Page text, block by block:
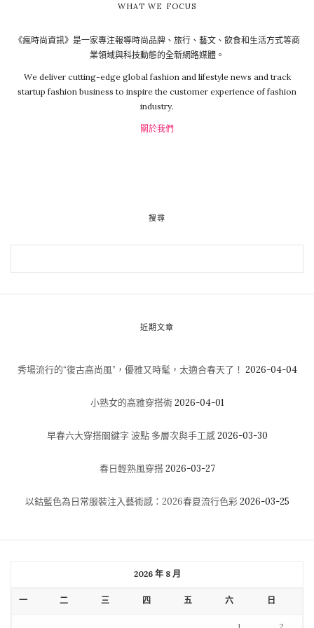
WHAT WE FOCUS
《瘋時尚資訊》是一家專注報導時尚品牌、旅行、藝文、飲食和生活方式等商
業領域與科技動態的全新網路媒體。
We deliver cutting-edge global fashion and lifestyle news and track
startup fashion business to inspire the customer experience of fashion
industry.
關於我們
搜尋
近期文章
秀場流行的“復古高尚風”，優雅又時髦，太適合春天了！ 2026-04-04
小熟女的高雅穿搭術 2026-04-01
早春六大穿搭關鍵字 波點 多層次與手工感 2026-03-30
春日輕熟風穿搭 2026-03-27
以鈷藍色為日常服裝注入藝術感：2026春夏流行色彩 2026-03-25
2026 年 8 月
一 二 三 四 五 六 日